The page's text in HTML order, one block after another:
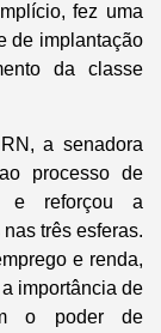
fez uma
de implantação
da classe
a senadora
processo de
e reforçou a
três esferas.
e renda,
importância de
o poder de